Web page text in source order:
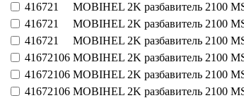
416721
MOBIHEL 2K разбавитель 2100
416721
MOBIHEL 2K разбавитель 2100
416721
MOBIHEL 2K разбавитель 2100
41672106 MOBIHEL 2K разбавитель 2100
41672106 MOBIHEL 2K разбавитель 2100
41672106 MOBIHEL 2K разбавитель 2100